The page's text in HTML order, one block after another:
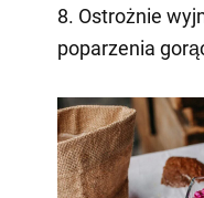
8. Ostrożnie
poparzenia